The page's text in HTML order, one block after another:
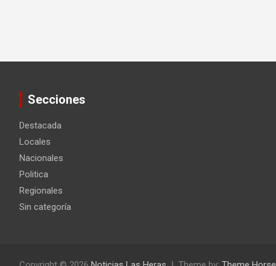
Secciones
Destacada
Locales
Nacionales
Politica
Regionales
Sin categoría